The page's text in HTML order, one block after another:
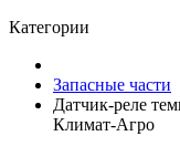
Категории
Запасные части
Датчик-реле
Климат-Агро